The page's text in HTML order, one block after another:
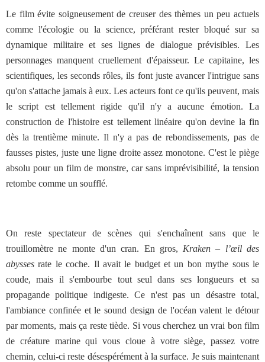
Le film évite soigneusement de creuser des thèmes un peu actuels
comme l'écologie ou la science, préférant rester bloqué sur sa
dynamique militaire et ses lignes de dialogue prévisibles. Les
personnages manquent cruellement d'épaisseur. Le capitaine, les
scientifiques, les seconds rôles, ils font juste avancer l'intrigue sans
qu'on s'attache jamais à eux. Les acteurs font ce qu'ils peuvent, mais
le script est tellement rigide qu'il n'y a aucune émotion. La
construction de l'histoire est tellement linéaire qu'on devine la fin
dès la trentième minute. Il n'y a pas de rebondissements, pas de
fausses pistes, juste une ligne droite assez monotone. C'est le piège
absolu pour un film de monstre, car sans imprévisibilité, la tension
retombe comme un soufflé.
On reste spectateur de scènes qui s'enchaînent sans que le
trouillomètre ne monte d'un cran. En gros, Kraken – l’œil des
abyssesrate le coche. Il avait le budget et un bon mythe sous le
coude, mais il s'embourbe tout seul dans ses longueurs et sa
propagande politique indigeste. Ce n'est pas un désastre total,
l'ambiance confinée et le sound design de l'océan valent le détour
par moments, mais ça reste tiède. Si vous cherchez un vrai bon film
de créature marine qui vous cloue à votre siège, passez votre
chemin, celui-ci reste désespérément à la surface. Je suis maintenant